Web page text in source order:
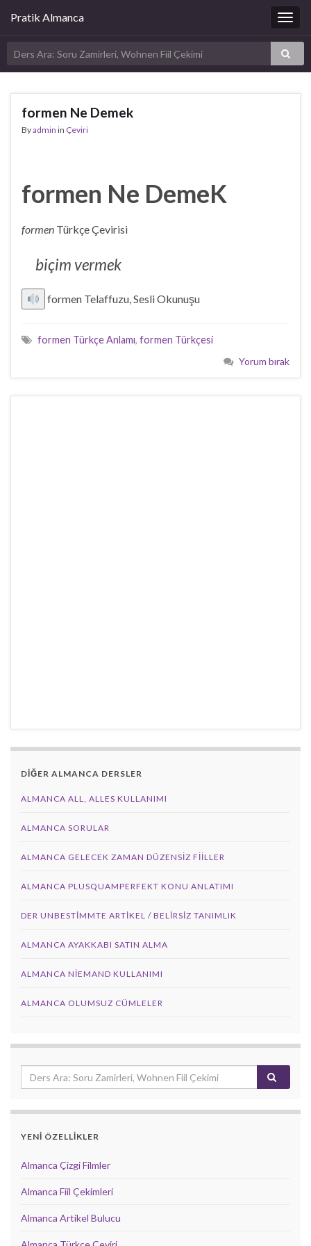
Pratik Almanca
formen Ne Demek
Byadmin in Çeviri
formen Ne DemeK
formen Türkçe Çevirisi
biçim vermek
formen Telaffuzu, Sesli Okunuşu
formen Türkçe Anlamı, formen Türkçesi
Yorum bırak
DİĞER ALMANCA DERSLER
ALMANCA ALL, ALLES KULLANIMI
ALMANCA SORULAR
ALMANCA GELECEK ZAMAN DÜZENSIZ FIILLER
ALMANCA PLUSQUAMPERFEKT KONU ANLATIMI
DER UNBESTIMMTE ARTIKEL / BELIRSIZ TANIMLIK
ALMANCA AYAKKABI SATIN ALMA
ALMANCA NIEMAND KULLANIMI
ALMANCA OLUMSUZ CÜMLELER
YENİ ÖZELLİKLER
Almanca Çizgi Filmler
Almanca Fiil Çekimleri
Almanca Artikel Bulucu